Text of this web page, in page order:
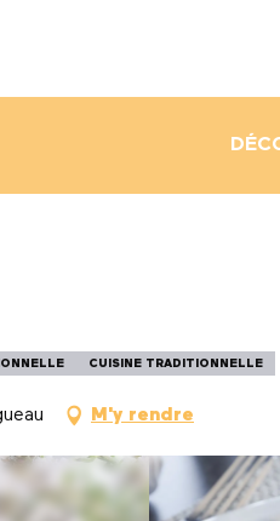
CUISINE TRADITIONNELLE
M'y rendre